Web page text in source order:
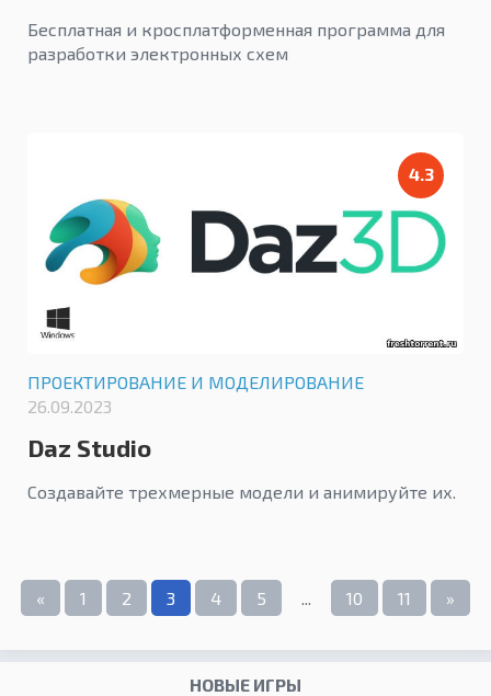
Бесплатная и кросплатформенная программа для
разработки электронных схем
4.3
ПРОЕКТИРОВАНИЕ И МОДЕЛИРОВАНИЕ
26.09.2023
Daz Studio
Создавайте трехмерные модели и анимируйте их.
« 1 2 3 4 5 ... 10 11 »
НОВЫЕ ИГРЫ